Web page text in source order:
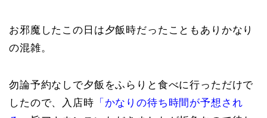
お邪魔したこの日は夕飯時だったこともありかなり
の混雑。
勿論予約なしで夕飯をふらりと食べに行っただけで
したので、入店時 「かなりの待ち時間が予想され